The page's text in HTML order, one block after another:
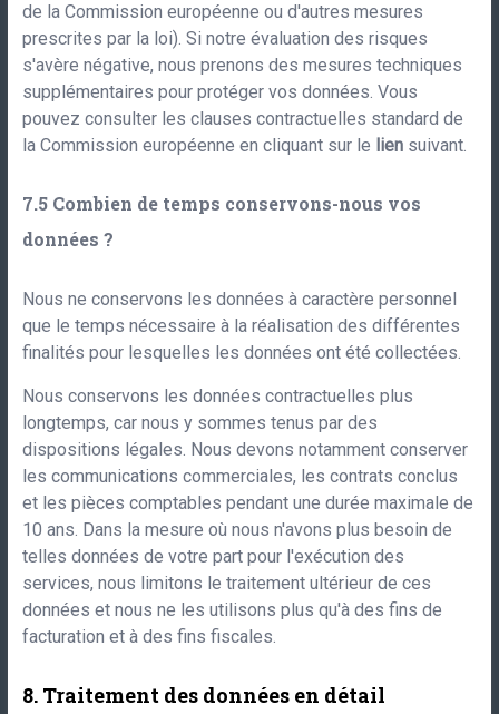
de la Commission européenne ou d'autres mesures
prescrites par la loi). Si notre évaluation des risques
s'avère négative, nous prenons des mesures techniques
supplémentaires pour protéger vos données. Vous
pouvez consulter les clauses contractuelles standard de
la Commission européenne en cliquant sur le liensuivant.
Combien de temps conservons-nous vos
données ?
Nous ne conservons les données à caractère personnel
que le temps nécessaire à la réalisation des différentes
finalités pour lesquelles les données ont été collectées.
Nous conservons les données contractuelles plus
longtemps, car nous y sommes tenus par des
dispositions légales. Nous devons notamment conserver
les communications commerciales, les contrats conclus
et les pièces comptables pendant une durée maximale de
10 ans. Dans la mesure où nous n'avons plus besoin de
telles données de votre part pour l'exécution des
services, nous limitons le traitement ultérieur de ces
données et nous ne les utilisons plus qu'à des fins de
facturation et à des fins fiscales.
Traitement des données en détail